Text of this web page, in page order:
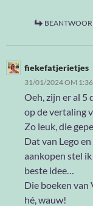
fiekefatjerietjes
31/01/2024 OM
Oeh, zijn er al 5
op de vertaling
Zo leuk, die
Dat van Lego
aankopen stel
beste idee…
Die boeken
hé, wauw!